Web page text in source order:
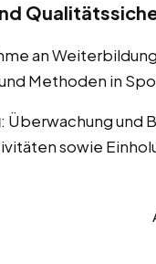
an
Methoden in
: Überwachung und
sowie